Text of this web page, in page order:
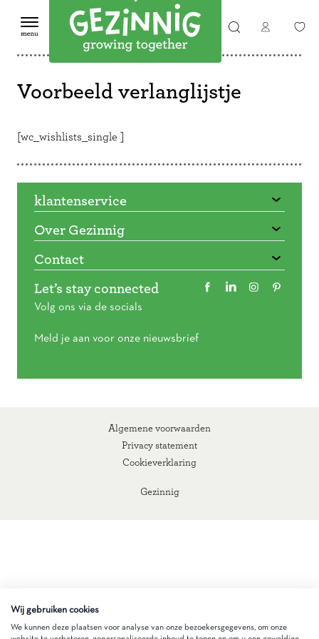
Voorbeeld verlanglijstje
[wc_wishlists_single ]
klantenservice
Over Gezinnig
Contact
Let’s stay connected
Volg ons via de socials
Meld je aan voor onze nieuwsbrief
Gezinnig
Algemene voorwaarden
Privacy statement
Cookieverklaring
Wij gebruiken cookies
We kunnen deze plaatsen voor analyse van onze bezoekersgegevens, om onze